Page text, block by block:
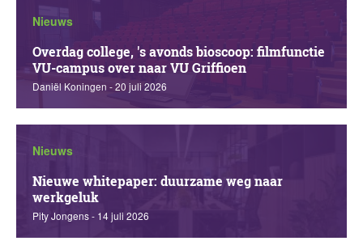
Nieuws
Overdag college, 's avonds bioscoop: filmfunctie
VU-campus over naar VU Griffioen
Daniël Koningen - 20 juli 2026
Nieuws
Nieuwe whitepaper: duurzame weg naar
werkgeluk
Pity Jongens - 14 juli 2026